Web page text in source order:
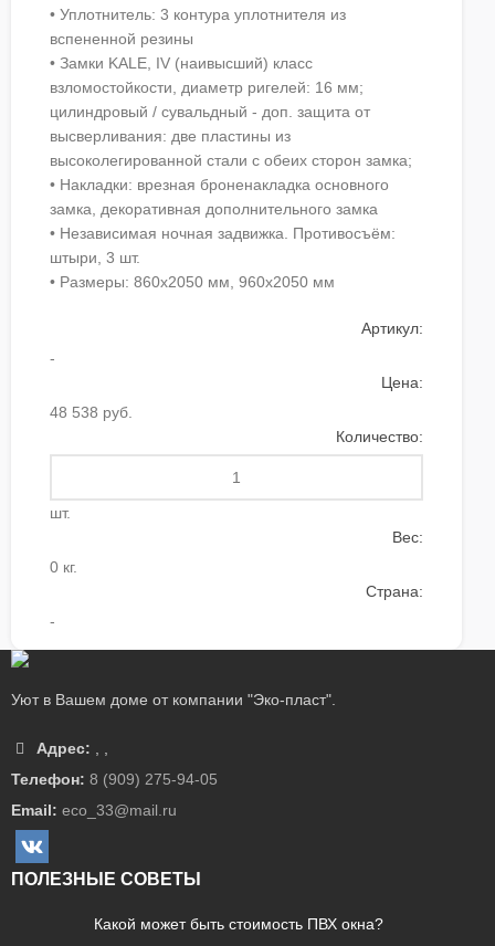
• Уплотнитель: 3 контура уплотнителя из
вспененной резины
• Замки KALE, IV (наивысший) класс
взломостойкости, диаметр ригелей: 16 мм;
цилиндровый / сувальдный - доп. защита от
высверливания: две пластины из
высоколегированной стали с обеих сторон замка;
• Накладки: врезная броненакладка основного
замка, декоративная дополнительного замка
• Независимая ночная задвижка. Противосъём:
штыри, 3 шт.
• Размеры: 860х2050 мм, 960х2050 мм
Артикул:
-
Цена:
48 538 руб.
Количество:
шт.
Вес:
0 кг.
Страна:
-
Уют в Вашем доме от компании "Эко-пласт".
Адрес:
Телефон: 8 (909) 275-94-05
Email: eco_33@mail.ru
ПОЛЕЗНЫЕ СОВЕТЫ
Какой может быть стоимость ПВХ окна?